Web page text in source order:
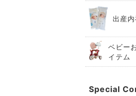
出産
ベビー
イテム
Special